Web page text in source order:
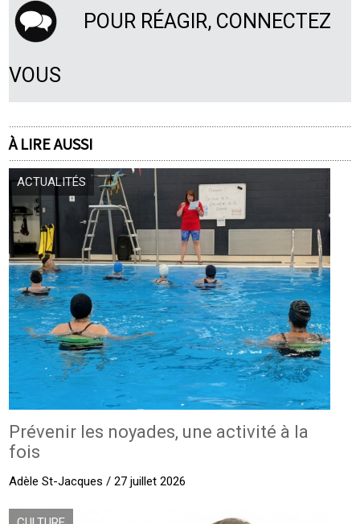
POUR RÉAGIR, CONNECTEZ
VOUS
À LIRE AUSSI
ACTUALITÉS
Prévenir les noyades, une activité à la
fois
Adèle St-Jacques / 27 juillet 2026